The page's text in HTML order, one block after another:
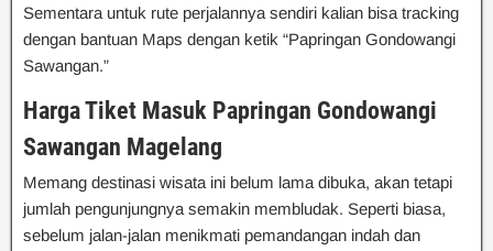
Sementara untuk rute perjalannya sendiri kalian bisa tracking
dengan bantuan Maps dengan ketik “Papringan Gondowangi
Sawangan.”
Harga Tiket Masuk Papringan Gondowangi
Sawangan Magelang
Memang destinasi wisata ini belum lama dibuka, akan tetapi
jumlah pengunjungnya semakin membludak. Seperti biasa,
sebelum jalan-jalan menikmati pemandangan indah dan